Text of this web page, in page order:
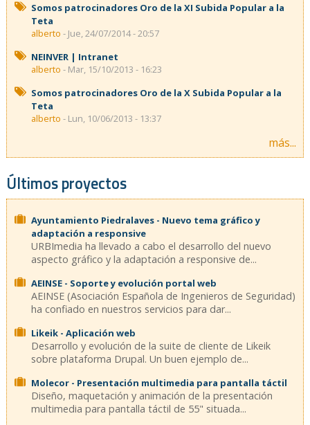
Somos patrocinadores Oro de la XI Subida Popular a la
Teta
alberto - Jue, 24/07/2014 - 20:57
NEINVER | Intranet
alberto - Mar, 15/10/2013 - 16:23
Somos patrocinadores Oro de la X Subida Popular a la
Teta
alberto - Lun, 10/06/2013 - 13:37
más...
Últimos proyectos
Ayuntamiento Piedralaves - Nuevo tema gráfico y
adaptación a responsive
URBImedia ha llevado a cabo el desarrollo del nuevo
aspecto gráfico y la adaptación a responsive de...
AEINSE - Soporte y evolución portal web
AEINSE (Asociación Española de Ingenieros de Seguridad)
ha confiado en nuestros servicios para dar...
Likeik - Aplicación web
Desarrollo y evolución de la suite de cliente de Likeik
sobre plataforma Drupal. Un buen ejemplo de...
Molecor - Presentación multimedia para pantalla táctil
Diseño, maquetación y animación de la presentación
multimedia para pantalla táctil de 55" situada...